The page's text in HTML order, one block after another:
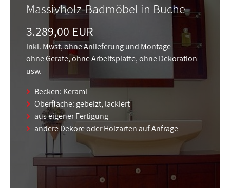
Massivholz-Badmöbel in Buche
3.289,00 EUR
inkl. Mwst, ohne Anlieferung und Montage
ohne Geräte, ohne Arbeitsplatte, ohne Dekoration
usw.
Becken: Kerami
Oberfläche: gebeizt, lackiert
aus eigener Fertigung
andere Dekore oder Holzarten auf Anfrage